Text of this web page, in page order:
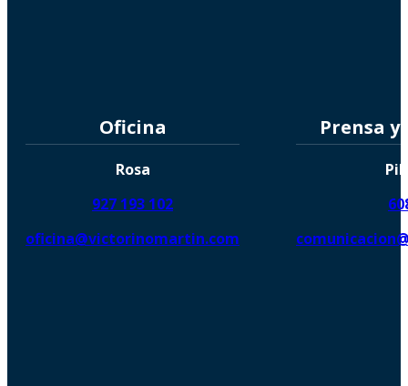
Oficina
Rosa
927 193 102
oficina@victorinomartin.com
Prensa